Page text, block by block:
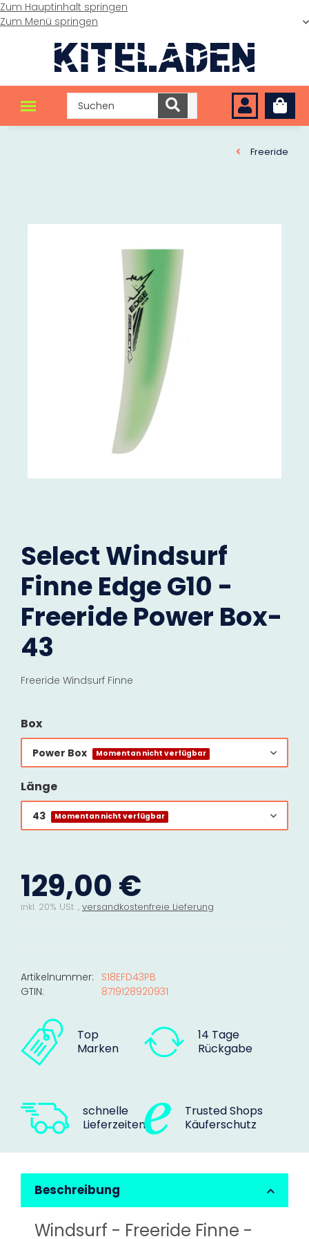
Zum Hauptinhalt springen
Zum Menü springen
Freeride
Select Windsurf
Finne Edge G10 -
Freeride Power Box-
43
Freeride Windsurf Finne
Box
Power Box Momentan nicht verfügbar
Länge
43 Momentan nicht verfügbar
129,00 €
inkl. 20% USt. , versandkostenfreie Lieferung
Artikelnummer:
S18EFD43PB
GTIN:
8719128920931
Top
Marken
14 Tage
Rückgabe
schnelle
Lieferzeiten
Trusted Shops
Käuferschutz
Beschreibung
Windsurf - Freeride Finne -